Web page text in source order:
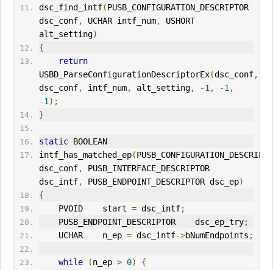
dsc_find_intf(PUSB_CONFIGURATION_DESCRIPTOR
dsc_conf, UCHAR intf_num,
USHORT
alt_setting)
{
return
USBD_ParseConfigurationDescriptorEx(dsc_conf,
dsc_conf, intf_num, alt_setting, -1 , -1 ,
-1 );
}
static BOOLEAN
intf_has_matched_ep(
dsc_conf,
PUSB_INTERFACE_DESCRIPTOR
dsc_intf, PUSB_ENDPOINT_DESCRIPTOR dsc_ep)
{
    PVOID    start
= dsc_intf;
    PUSB_ENDPOINT_DESCRIPTOR    dsc_ep_try
;
    UCHAR    n_ep
= dsc_intf->bNumEndpoints ;
while (n_ep > 0)
{